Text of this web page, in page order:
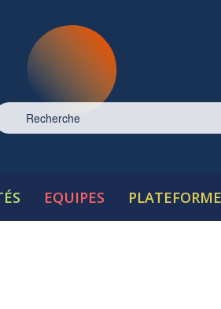
EQUIPES